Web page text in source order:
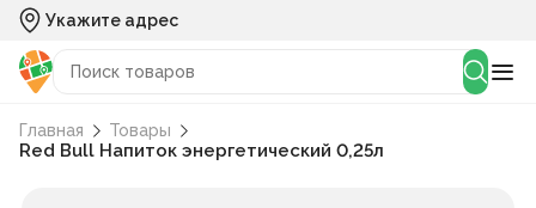
Укажите адрес
Главная Товары
Red Bull Напиток энергетический 0,25л